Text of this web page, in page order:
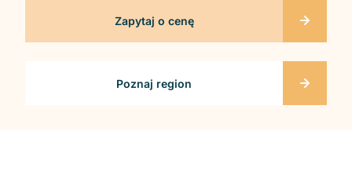
Zapytaj o cenę
Poznaj region